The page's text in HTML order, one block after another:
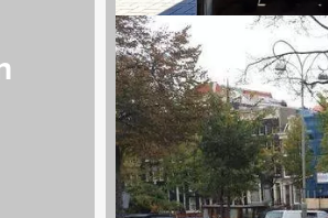
Kunst &
756